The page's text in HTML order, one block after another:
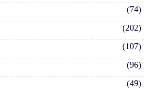
(74)
(202)
(107)
(96)
(49)